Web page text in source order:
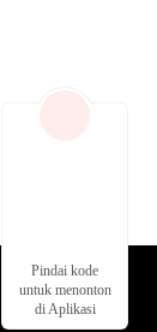
Pindai kode
untuk menonton
di Aplikasi